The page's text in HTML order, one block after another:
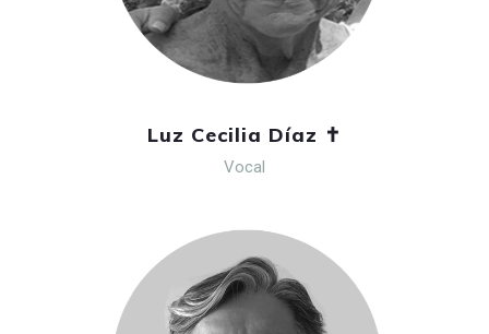
Luz Cecilia Díaz ✝
Vocal